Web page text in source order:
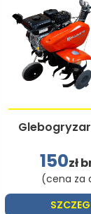
150zł
(cena za